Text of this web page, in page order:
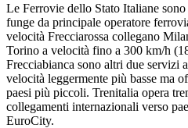
Le Ferrovie dello Stato Italiane
funge da principale operatore
velocità Frecciarossa collegano
Torino a velocità fino a 300 km/h
Frecciabianca sono altri due servizi
velocità leggermente più basse ma
paesi più piccoli. Trenitalia opera
collegamenti internazionali verso
EuroCity.